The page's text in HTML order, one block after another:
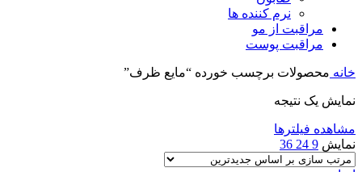
نرم کننده ها
مراقبت از مو
مراقبت پوست
خانه محصولات برچسب خورده “مایع ظرف”
نمایش یک نتیجه
مشاهده فیلترها
نمایش 9
24
36